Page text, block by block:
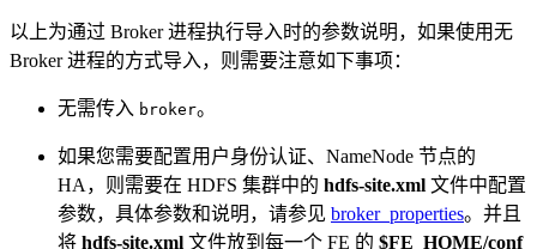
以上为通过 Broker 进程执行导入时的参数说明，如果使用无
Broker 进程的方式导入，则需要注意如下事项：
无需传入 broker。
如果您需要配置用户身份认证、NameNode 节点的
HA，则需要在 HDFS 集群中的 hdfs-site.xml 文件中配置
参数，具体参数和说明，请参见 broker_properties。并且
将 hdfs-site.xml 文件放到每一个 FE 的 $FE_HOME/conf